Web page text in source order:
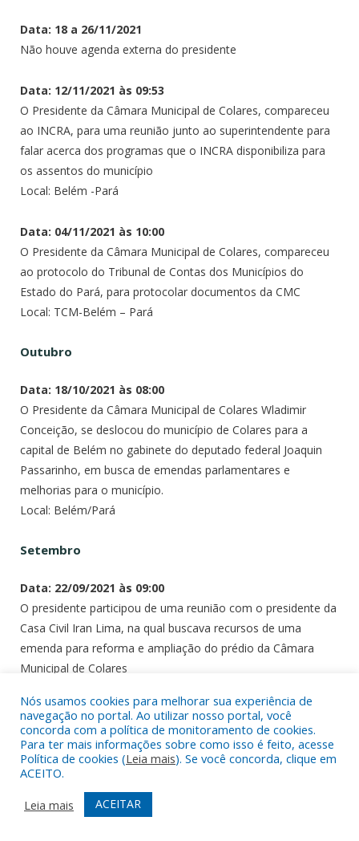
Data: 18 a 26/11/2021
Não houve agenda externa do presidente
Data: 12/11/2021 às 09:53
O Presidente da Câmara Municipal de Colares, compareceu
ao INCRA, para uma reunião junto ao superintendente para
falar acerca dos programas que o INCRA disponibiliza para
os assentos do município
Local: Belém -Pará
Data: 04/11/2021 às 10:00
O Presidente da Câmara Municipal de Colares, compareceu
ao protocolo do Tribunal de Contas dos Municípios do
Estado do Pará, para protocolar documentos da CMC
Local: TCM-Belém – Pará
Outubro
Data: 18/10/2021 às 08:00
O Presidente da Câmara Municipal de Colares Wladimir
Conceição, se deslocou do município de Colares para a
capital de Belém no gabinete do deputado federal Joaquin
Passarinho, em busca de emendas parlamentares e
melhorias para o município.
Local: Belém/Pará
Setembro
Data: 22/09/2021 às 09:00
O presidente participou de uma reunião com o presidente da
Casa Civil Iran Lima, na qual buscava recursos de uma
emenda para reforma e ampliação do prédio da Câmara
Municipal de Colares
Data: 14/09/2021 às 08:00
O presidente da Câmara Municipal de Colares, Wladimir
Conceição Costa, compareceu juntamente com a prefeita
municipal em uma reunião na presença do governador
Helder Barbalho na Casa Civil do Estado do Pará
Nós usamos cookies para melhorar sua experiência de
navegação no portal. Ao utilizar nosso portal, você
concorda com a política de monitoramento de cookies.
Para ter mais informações sobre como isso é feito, acesse
Política de cookies (Leia mais). Se você concorda, clique em
ACEITO.
Leia mais
ACEITAR